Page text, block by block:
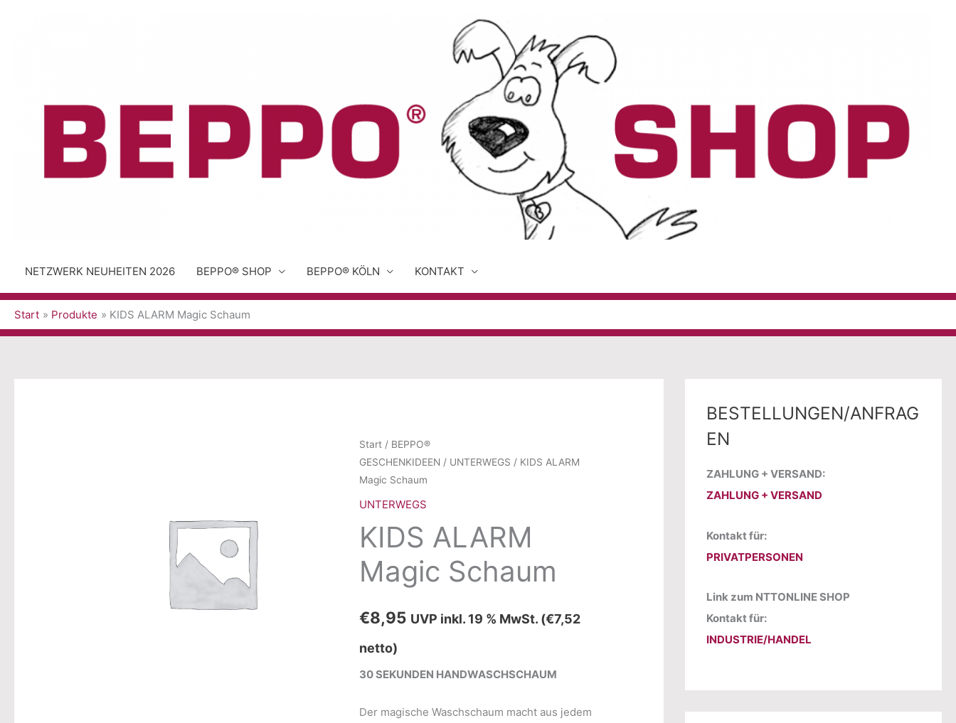
NETZWERK NEUHEITEN 2026 BEPPO® SHOP BEPPO® KÖLN KONTAKT
Start Produkte KIDS ALARM Magic Schaum
Start/ BEPPO®
GESCHENKIDEEN / UNTERWEGS / KIDS ALARM
Magic Schaum
UNTERWEGS
KIDS ALARM
Magic Schaum
€8,95 UVP inkl. 19 % MwSt. (€7,52
netto)
30 SEKUNDEN HANDWASCHSCHAUM
Der magische Waschschaum macht aus jedem
BESTELLUNGEN/ANFRAG
EN
ZAHLUNG + VERSAND:
ZAHLUNG + VERSAND
Kontakt für:
PRIVATPERSONEN
Link zum NTTONLINE SHOP
Kontakt für:
INDUSTRIE/HANDEL